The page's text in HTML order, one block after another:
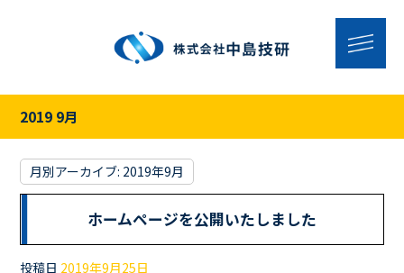
2019 9月
月別アーカイブ: 2019年9月
ホームページを公開いたしました
投稿日 2019年9月25日